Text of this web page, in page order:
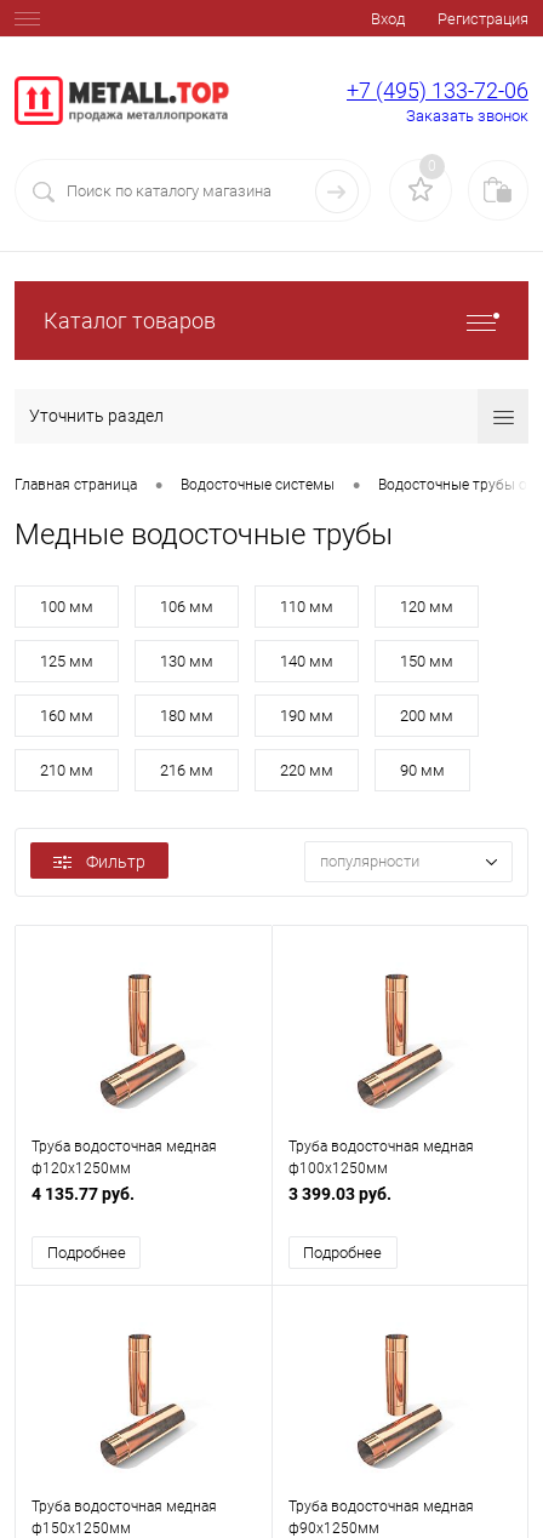
Вход Регистрация
+7 (495) 133-72-06
Заказать звонок
0
Каталог товаров
Уточнить раздел
Главная страница • Водосточные системы • Водосточные трубы
Медные водосточные трубы
100 мм 106 мм 110 мм 120 мм
125 мм 130 мм 140 мм 150 мм
160 мм 180 мм 190 мм 200 мм
210 мм 216 мм 220 мм 90 мм
Фильтр популярности
Труба водосточная медная
ф120х1250мм
4 135.77 руб.
Подробнее
Труба водосточная медная
ф100х1250мм
3 399.03 руб.
Подробнее
Труба водосточная медная
ф150х1250мм
Труба водосточная медная
ф90х1250мм